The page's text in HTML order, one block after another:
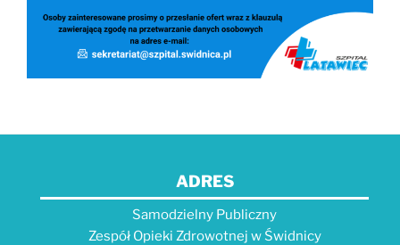
ADRES
Samodzielny Publiczny
Zespół Opieki Zdrowotnej w Świdnicy